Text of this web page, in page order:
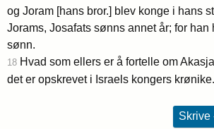
og Joram [hans bror.] blev konge i hans
Jorams, Josafats sønns annet år; for han
sønn.
18 Hvad som ellers er å fortelle om
det er opskrevet i Israels kongers krønike.
Skrive